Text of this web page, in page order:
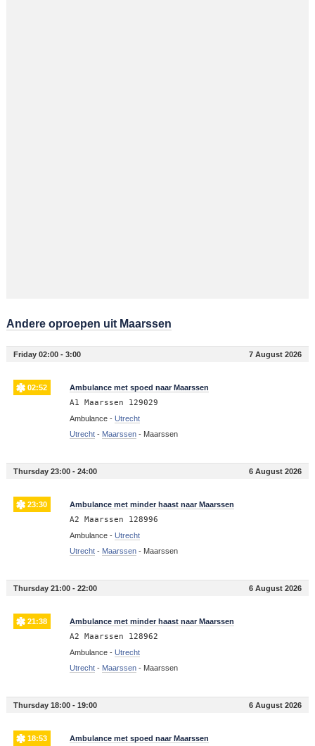
Andere oproepen uit Maarssen
Friday 02:00 - 3:00 7 August 2026
02:52 Ambulance met spoed naar Maarssen
A1 Maarssen 129029
Ambulance - Utrecht
Utrecht- Maarssen- Maarssen
Thursday 23:00 - 24:00 6 August 2026
23:30 Ambulance met minder haast naar Maarssen
A2 Maarssen 128996
Ambulance - Utrecht
Utrecht- Maarssen- Maarssen
Thursday 21:00 - 22:00 6 August 2026
21:38 Ambulance met minder haast naar Maarssen
A2 Maarssen 128962
Ambulance - Utrecht
Utrecht- Maarssen- Maarssen
Thursday 18:00 - 19:00 6 August 2026
18:53 Ambulance met spoed naar Maarssen